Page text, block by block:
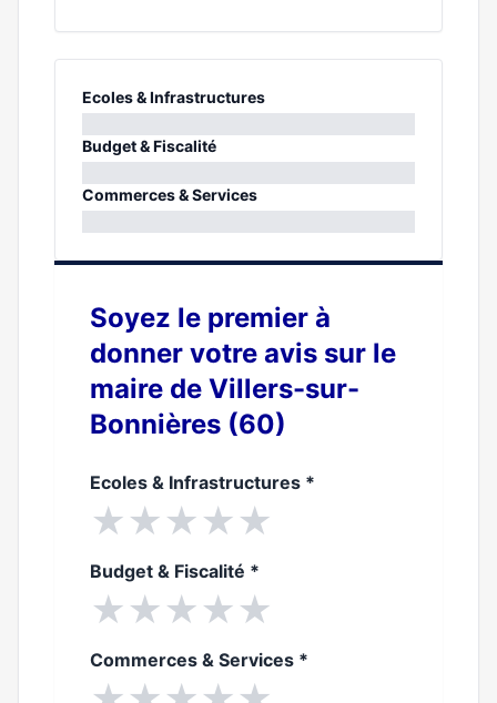
Ecoles & Infrastructures
0%
Budget & Fiscalité
0%
Commerces & Services
Soyez le premier à
donner votre avis sur le
maire de Villers-sur-
Bonnières (60)
Ecoles & Infrastructures *
★★★★★
Budget & Fiscalité *
★★★★★
Commerces & Services *